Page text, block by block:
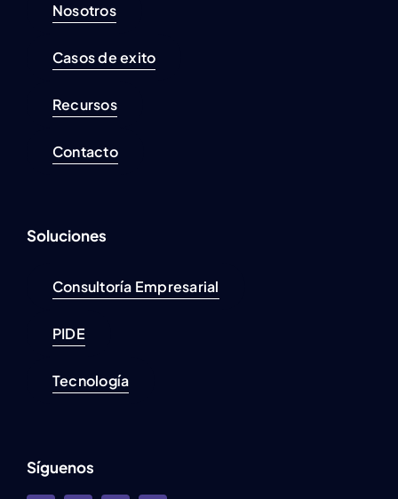
Nosotros
Casos de exito
Recursos
Contacto
Soluciones
Consultoría Empresarial
PIDE
Tecnología
Síguenos